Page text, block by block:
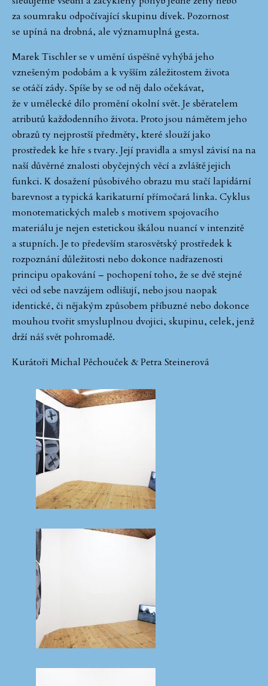
za soumraku odpočívající skupinu dívek. Pozornost
se upíná na drobná, ale významuplná gesta.
Marek Tischler se v umění úspěšně vyhýbá jeho
vznešeným podobám a k vyšším záležitostem života
se otáčí zády. Spíše by se od něj dalo očekávat,
že v umělecké dílo promění okolní svět. Je sběratelem
atributů každodenního života. Proto jsou námětem jeho
obrazů ty nejprostší předměty, které slouží jako
prostředek ke hře s tvary. Její pravidla a smysl závisí na na
naší důvěrné znalosti obyčejných věcí a zvláště jejich
funkci. K dosažení působivého obrazu mu stačí lapidární
barevnost a typická karikaturní přímočará linka. Cyklus
monotematických maleb s motivem spojovacího
materiálu je nejen estetickou škálou nuancí v intenzitě
a stupních. Je to především starosvětský prostředek k
rozpoznání důležitosti nebo dokonce nadřazenosti
principu opakování – pochopení toho, že se dvě stejné
věci od sebe navzájem odlišují, nebo jsou naopak
identické, či nějakým způsobem příbuzné nebo dokonce
mouhou tvořit smysluplnou dvojici, skupinu, celek, jenž
drží náš svět pohromadě.
Kurátoři Michal Pěchouček & Petra Steinerová